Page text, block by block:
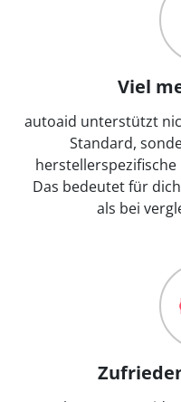
Viel
autoaid unterstützt
Standard,
Das bedeutet für
als bei